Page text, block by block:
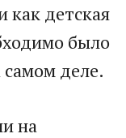
как детская
было
самом деле.
на